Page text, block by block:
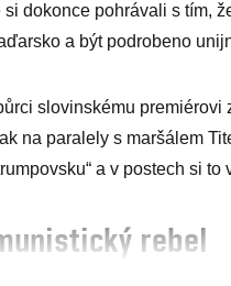
dokonce pohrávali s tím,
a být podrobeno
slovinskému
na paralely s maršálem
a v postech si
rebel